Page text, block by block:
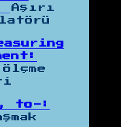
Aşırı
to-: